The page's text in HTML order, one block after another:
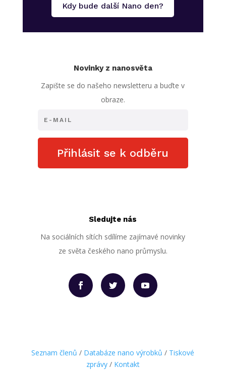
Kdy bude další Nano den?
Novinky z nanosvěta
Zapište se do našeho newsletteru a buďte v
obraze.
Přihlásit se k odběru
Sledujte nás
Na sociálních sítích sdílíme zajímavé novinky
ze světa českého nano průmyslu.
Seznam členů / Databáze nano výrobků / Tiskové
zprávy/ Kontakt